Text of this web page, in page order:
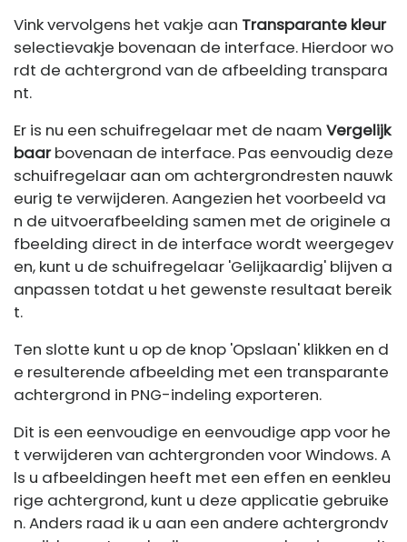
Vink vervolgens het vakje aan Transparante kleur
selectievakje bovenaan de interface. Hierdoor wo
rdt de achtergrond van de afbeelding transpara
nt.
Er is nu een schuifregelaar met de naam Vergelijk
baarbovenaan de interface. Pas eenvoudig deze
schuifregelaar aan om achtergrondresten nauwk
eurig te verwijderen. Aangezien het voorbeeld va
n de uitvoerafbeelding samen met de originele a
fbeelding direct in de interface wordt weergegev
en, kunt u de schuifregelaar 'Gelijkaardig' blijven a
anpassen totdat u het gewenste resultaat bereik
t.
Ten slotte kunt u op de knop 'Opslaan' klikken en d
e resulterende afbeelding met een transparante
achtergrond in PNG-indeling exporteren.
Dit is een eenvoudige en eenvoudige app voor he
t verwijderen van achtergronden voor Windows. A
ls u afbeeldingen heeft met een effen en eenkleu
rige achtergrond, kunt u deze applicatie gebruike
n. Anders raad ik u aan een andere achtergrondv